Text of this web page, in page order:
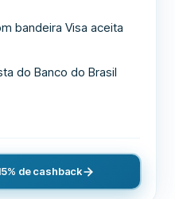
bandeira Visa aceita
do Banco do Brasil
de cashback